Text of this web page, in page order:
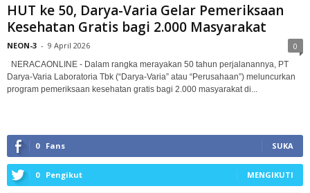
HUT ke 50, Darya-Varia Gelar Pemeriksaan
Kesehatan Gratis bagi 2.000 Masyarakat
NEON-3 - 9 April 2026 0
NERACAONLINE - Dalam rangka merayakan 50 tahun perjalanannya, PT
Darya-Varia Laboratoria Tbk (“Darya-Varia” atau “Perusahaan”) meluncurkan
program pemeriksaan kesehatan gratis bagi 2.000 masyarakat di...
0 Fans SUKA
0 Pengikut MENGIKUTI